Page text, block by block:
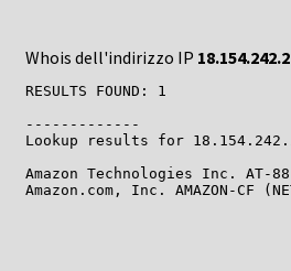
Whois dell'indirizzo IP
RESULTS FOUND: 1
-------------
Lookup results for
Amazon Technologies Inc. AT-
Amazon.com, Inc. AMAZON-CF